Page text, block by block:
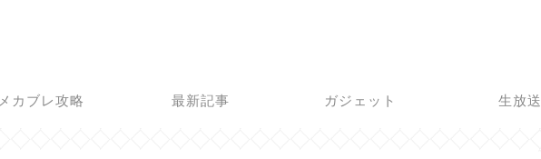
メカブレ攻略 最新記事 ガジェット 生放送